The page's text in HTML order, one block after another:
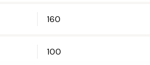
160
100